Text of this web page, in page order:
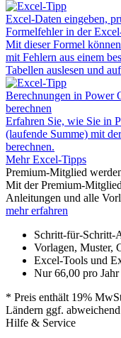
Excel-Daten eingeben,
Formelfehler in der
Mit dieser Formel
mit Fehlern aus einem
Tabellen auslesen und
Berechnungen in Power
berechnen
Erfahren Sie, wie Sie in
(laufende Summe) mit
berechnen.
Mehr Excel-Tipps
Premium-Mitglied
Mit der Premium-
Anleitungen und alle
mehr erfahren
Schritt-für-Schritt-
Vorlagen, Muster,
Excel-Tools und
Nur66,00 pro
* Preis enthält 19%
Ländern ggf.
Hilfe & Service